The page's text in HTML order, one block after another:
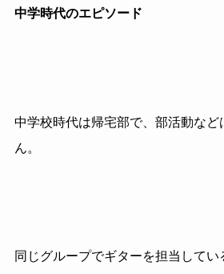
中学時代のエピソード
中学校時代は帰宅部で、部活動など
ん。
同じグループでギターを担当してい